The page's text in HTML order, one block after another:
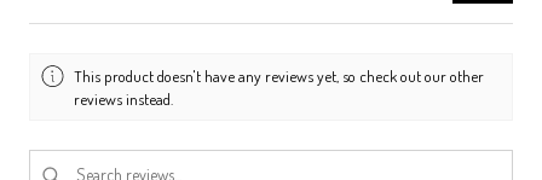
This product doesn't have any reviews yet, so check out our other
reviews instead.